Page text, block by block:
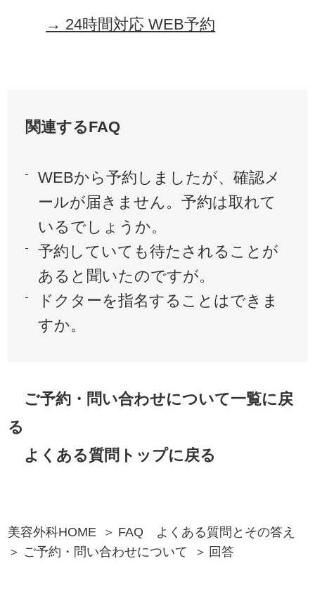
→ 24時間対応 WEB予約
関連するFAQ
WEBから予約しましたが、確認メ
ールが届きません。予約は取れて
いるでしょうか。
予約していても待たされることが
あると聞いたのですが。
ドクターを指名することはできま
すか。
ご予約・問い合わせについて一覧に戻
る
よくある質問トップに戻る
美容外科HOME
FAQ よくある質問とその答え
ご予約・問い合わせについて
回答